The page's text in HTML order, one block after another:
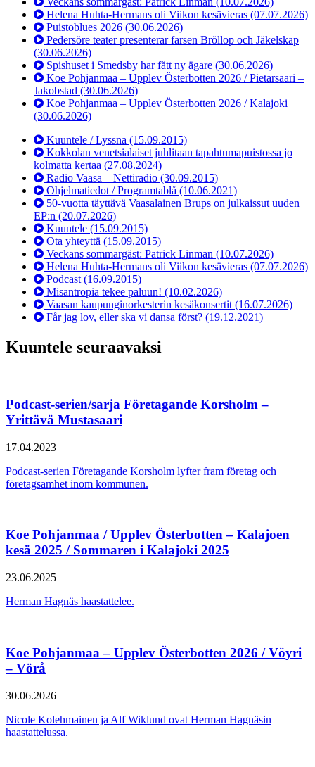
Helena Huhta-Hermans oli Viikon kesävieras (07.07.2026)
Puistoblues 2026 (30.06.2026)
Pedersöre teater presenterar farsen Bröllop och Jäkelskap
(30.06.2026)
Spishuset i Smedsby har fått ny ägare (30.06.2026)
Koe Pohjanmaa – Upplev Österbotten 2026 / Pietarsaari –
Jakobstad (30.06.2026)
Koe Pohjanmaa – Upplev Österbotten 2026 / Kalajoki
(30.06.2026)
Kuuntele / Lyssna (15.09.2015)
Kokkolan venetsialaiset juhlitaan tapahtumapuistossa jo
kolmatta kertaa (27.08.2024)
Radio Vaasa – Nettiradio (30.09.2015)
Ohjelmatiedot / Programtablå (10.06.2021)
50-vuotta täyttävä Vaasalainen Brups on julkaissut uuden
EP:n (20.07.2026)
Kuuntele (15.09.2015)
Ota yhteyttä (15.09.2015)
Veckans sommargäst: Patrick Linman (10.07.2026)
Helena Huhta-Hermans oli Viikon kesävieras (07.07.2026)
Podcast (16.09.2015)
Misantropia tekee paluun! (10.02.2026)
Vaasan kaupunginorkesterin kesäkonsertit (16.07.2026)
Får jag lov, eller ska vi dansa först? (19.12.2021)
Kuuntele seuraavaksi
Podcast-serien/sarja Företagande Korsholm –
Yrittävä Mustasaari
17.04.2023
Podcast-serien Företagande Korsholm lyfter fram företag och
företagsamhet inom kommunen.
Koe Pohjanmaa / Upplev Österbotten – Kalajoen
kesä 2025 / Sommaren i Kalajoki 2025
23.06.2025
Herman Hagnäs haastattelee.
Koe Pohjanmaa – Upplev Österbotten 2026 / Vöyri
– Vörå
30.06.2026
Nicole Kolehmainen ja Alf Wiklund ovat Herman Hagnäsin
haastattelussa.